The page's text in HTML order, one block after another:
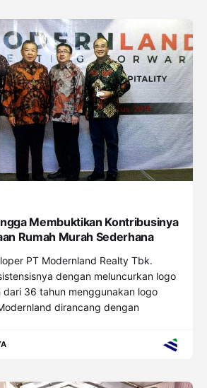
Membuktikan Kontribusinya
Rumah Murah Sederhana
PT Modernland Realty Tbk.
dengan meluncurkan logo
dari 36 tahun menggunakan logo
dirancang dengan